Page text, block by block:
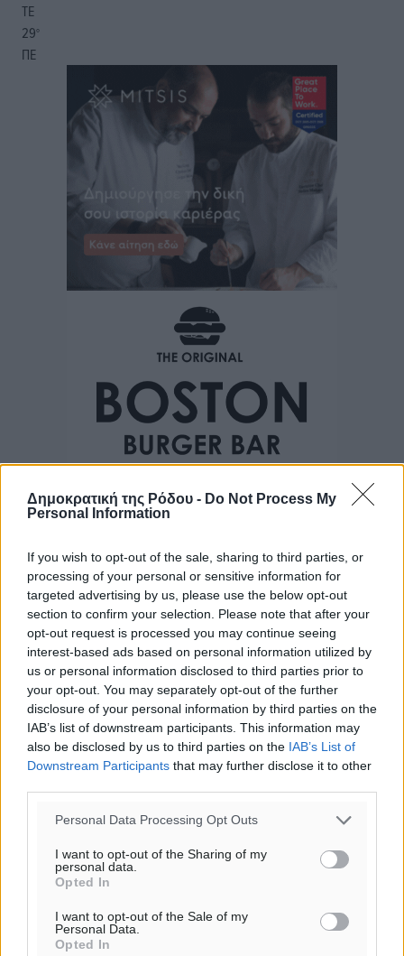
Δημοκρατική της Ρόδου - Do Not Process My
Personal Information
If you wish to opt-out of the sale, sharing to third parties, or
processing of your personal or sensitive information for
targeted advertising by us, please use the below opt-out
section to confirm your selection. Please note that after your
opt-out request is processed you may continue seeing
interest-based ads based on personal information utilized by
us or personal information disclosed to third parties prior to
your opt-out. You may separately opt-out of the further
disclosure of your personal information by third parties on the
IAB’s list of downstream participants. This information may
also be disclosed by us to third parties on the IAB’s List of
Downstream Participants that may further disclose it to other
Personal Data Processing Opt Outs
I want to opt-out of the Sharing of my
personal data.
Opted In
I want to opt-out of the Sale of my
Personal Data.
Opted In
ΤΕ
29°
ΠΕ
Ροή ειδήσεων
Τοπικές Ειδήσεις• πριν 20 λεπτά
εφησυχασμού» – Σε πλήρη ετοιμότητα ο μηχανισμός
Ειδήσεις• πριν 1 ώρα